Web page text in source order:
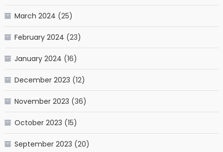
March 2024 (25)
February 2024 (23)
January 2024 (16)
December 2023 (12)
November 2023 (36)
October 2023 (15)
September 2023 (20)